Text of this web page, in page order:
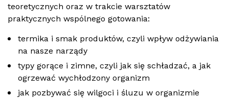
teoretycznych oraz w trakcie warsztatów
praktycznych wspólnego gotowania:
termika i smak produktów, czyli wpływ odżywiania
na nasze narządy
typy gorące i zimne, czyli jak się schładzać, a jak
ogrzewać wychłodzony organizm
jak pozbywać się wilgoci i śluzu w organizmie